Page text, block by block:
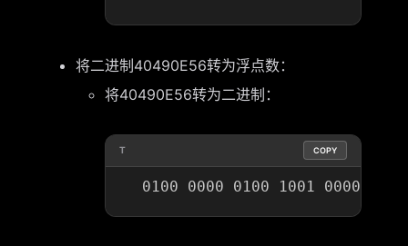
将二进制40490E56转为浮点数：
将40490E56转为二进制：
T COPY